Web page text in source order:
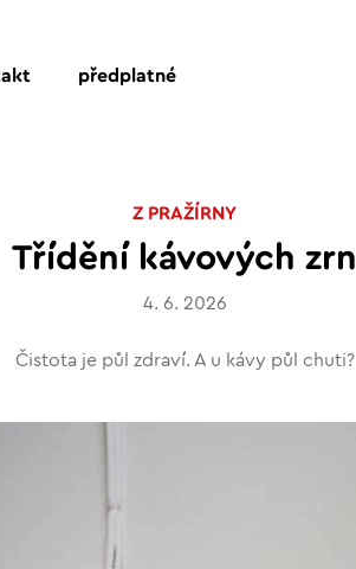
předplatné
Z PRAŽÍRNY
Třídění kávových zrn
4. 6. 2026
Čistota je půl zdraví. A u kávy půl chuti?